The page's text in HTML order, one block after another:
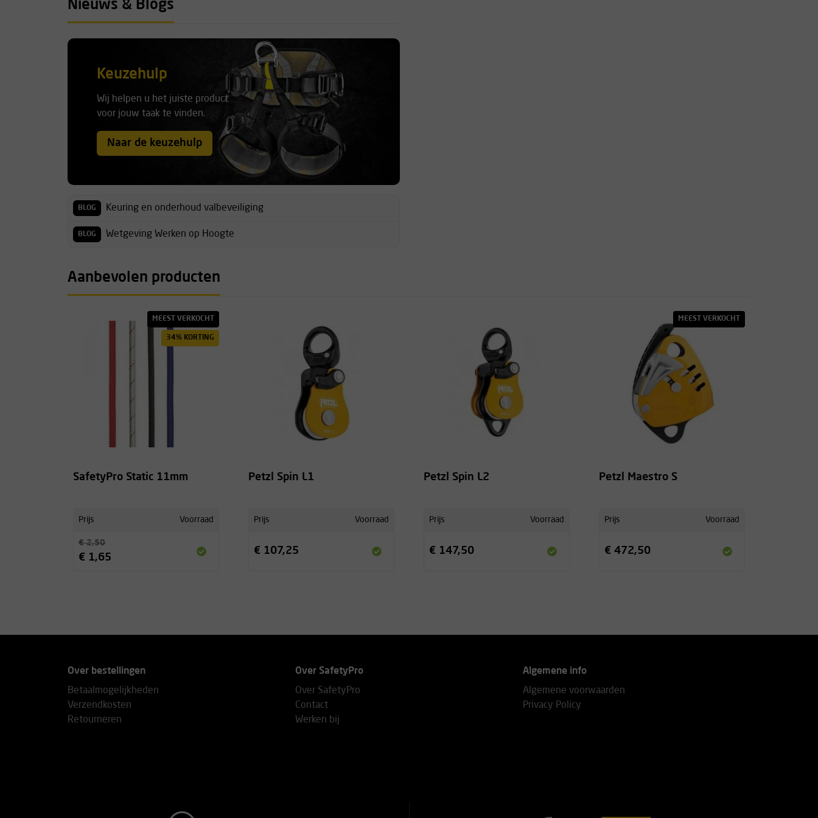
Nieuws & Blogs
Keuzehulp
Wij helpen u het juiste product
voor jouw taak te vinden.
Naar de keuzehulp
BLOG Keuring en onderhoud valbeveiliging
BLOG Wetgeving Werken op Hoogte
Aanbevolen producten
MEEST VERKOCHT
34% KORTING
SafetyPro Static 11mm
Prijs Voorraad
€ 2,50
€ 1,65
Petzl Spin L1
Prijs Voorraad
€ 107,25
Petzl Spin L2
Prijs Voorraad
€ 147,50
MEEST VERKOCHT
Petzl Maestro S
Prijs Voorraad
€ 472,50
Over bestellingen
Betaalmogelijkheden
Verzendkosten
Retourneren
Over SafetyPro
Over SafetyPro
Contact
Werken bij
Algemene info
Algemene voorwaarden
Privacy Policy